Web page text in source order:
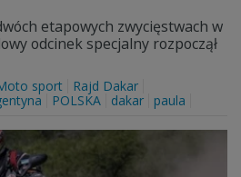
etapowych zwycięstwach w
odcinek specjalny rozpoczął
sport
Rajd Dakar
POLSKA dakar paula